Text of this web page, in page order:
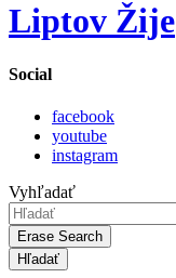
Liptov Žije
Social
facebook
youtube
instagram
Vyhľadať
Erase Search